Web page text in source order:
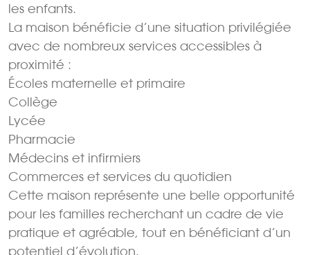
les enfants.
La maison bénéficie d’une situation privilégiée
avec de nombreux services accessibles à
proximité :
Écoles maternelle et primaire
Collège
Lycée
Pharmacie
Médecins et infirmiers
Commerces et services du quotidien
Cette maison représente une belle opportunité
pour les familles recherchant un cadre de vie
pratique et agréable, tout en bénéficiant d’un
potentiel d’évolution.